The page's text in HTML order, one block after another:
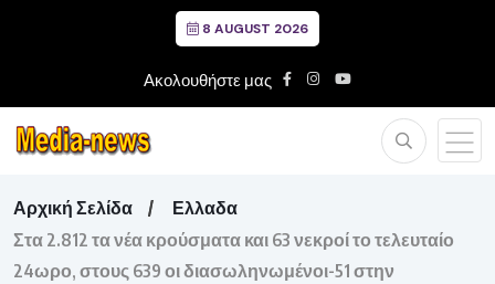
8 AUGUST 2026
Ακολουθήστε μας
Αρχική Σελίδα
Ελλαδα
Στα 2.812 τα νέα κρούσματα και 63 νεκροί το τελευταίο
24ωρο, στους 639 οι διασωληνωμένοι-51 στην